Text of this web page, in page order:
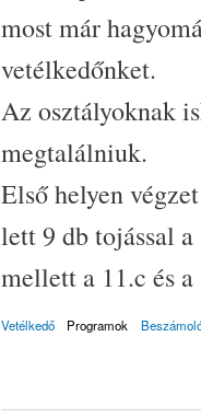
most már
vetélkedőnket.
Az osztályoknak
megtalálniuk.
Első helyen
lett 9 db tojással
mellett a 11.c és
Vetélkedő Programok